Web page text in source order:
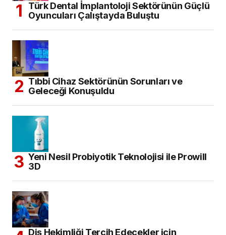
Türk Dental İmplantoloji Sektörünün Güçlü
Oyuncuları Çalıştayda Buluştu
Tıbbi Cihaz Sektörünün Sorunları ve
Geleceği Konuşuldu
Yeni Nesil Probiyotik Teknolojisi ile Prowill
3D
Diş Hekimliği Tercih Edecekler için